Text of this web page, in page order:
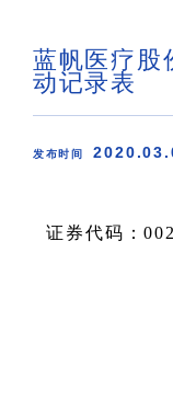
蓝帆医疗股
动记录表
发布时间
证券代码：